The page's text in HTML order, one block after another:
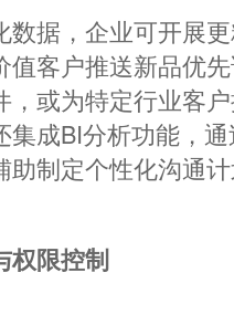
据，企业可开展更
值客户推送新品优先试
为特定行业
集成BI分析功能，
助制定个性化沟通
权限控制